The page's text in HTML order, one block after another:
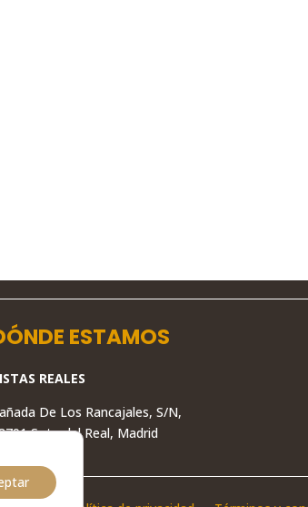
ESTAMOS
REALES
De Los Rancajales, S/N,
Soto del Real, Madrid